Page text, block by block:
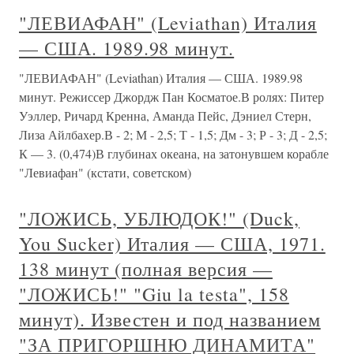
"ЛЕВИАФАН" (Leviathan) Италия
— США. 1989.98 минут.
"ЛЕВИАФАН" (Leviathan) Италия — США. 1989.98
минут. Режиссер Джордж Пан Косматое.В ролях: Питер
Уэллер, Ричард Кренна, Аманда Пейс, Дэниел Стерн,
Лиза Айлбахер.В - 2; М - 2,5; Т - 1,5; Дм - 3; Р - 3; Д - 2,5;
К — 3. (0,474)В глубинах океана, на затонувшем корабле
"Левиафан" (кстати, советском)
"ЛОЖИСЬ, УБЛЮДОК!" (Duck,
You Sucker) Италия — США, 1971.
138 минут (полная версия —
"ЛОЖИСЬ!" "Giu la testa", 158
минут). Известен и под названием
"ЗА ПРИГОРШНЮ ДИНАМИТА"